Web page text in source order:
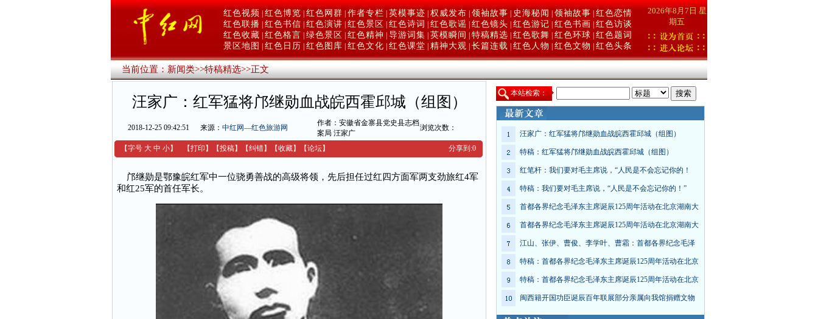
红色视频 红色博览 红色网群 作者专栏 英模事迹 权威发布 领袖故事 史海秘闻 领袖故事 红色恋情
红色联播 红色书信 红色演讲 红色景区 红色诗词 红色歌谣 红色镜头 红色游记 红色书画
红色访谈
红色收藏 红色格言 绿色景区 红色精神 导游词集 英模瞬间 特稿精选 红色歌舞 红色环球 红色题词
景区地图
红色日历 红色图库 红色文化 红色课堂 精神大观 长篇连载 红色人物 红色文物 红色头条
2026年8月7日 星
期五
当前位置：新闻类>>特稿精选>>正文
汪家广：红军猛将邝继勋血战皖西霍邱城（组图）
2018-12-25 09:42:51 来源： 中红网—红色旅游网
作者：安徽省金寨县党史县志档
案局 汪家广
浏览次数：
【字号 大 中 小】 【打印 】 【投稿】 【纠错】 【收藏】 【论坛】 分享到:0
邝继勋是鄂豫皖红军中一位骁勇善战的高级将领，先后担任过红四方面军两支劲旅红4军
和红25军的首任军长。
本站检索：
汪家广：红军猛将邝继勋血战皖西霍邱城（组图）
特稿：红军猛将邝继勋血战皖西霍邱城（组图）
红笔杆：我们要对毛主席说，“人民是不会忘记你的！
特稿：我们要对毛主席说，“人民是不会忘记你的！”
首都各界纪念毛泽东主席诞辰125周年活动在北京湖南大
首都各界纪念毛泽东主席诞辰125周年活动在北京湖南大
江山、张伊、曹俊、李学叶、曹霜：首都各界纪念毛泽
特稿：首都各界纪念毛泽东主席诞辰125周年活动在北京
特稿：首都各界纪念毛泽东主席诞辰125周年活动在北京
闽西籍开国功臣诞辰百年联展部分亲属向我馆捐赠文物